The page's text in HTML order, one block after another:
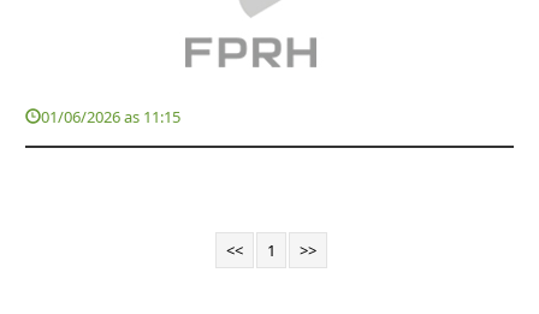
01/06/2026 as 11:15
<< 1 >>